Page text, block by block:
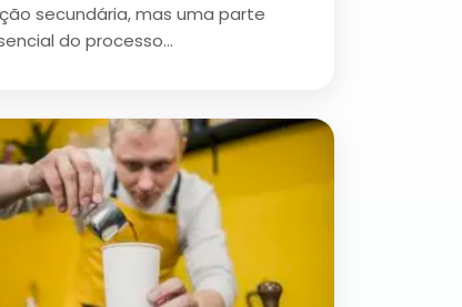
secundária, mas uma parte
do processo…